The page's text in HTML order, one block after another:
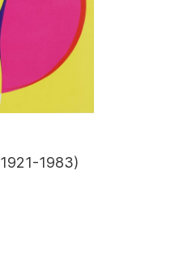
1921-1983)